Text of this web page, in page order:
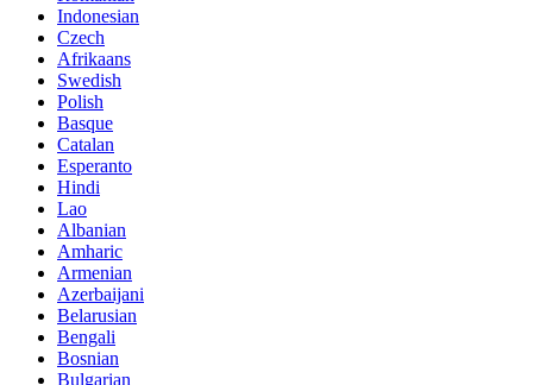
Indonesian
Czech
Afrikaans
Swedish
Polish
Basque
Catalan
Esperanto
Hindi
Lao
Albanian
Amharic
Armenian
Azerbaijani
Belarusian
Bengali
Bosnian
Bulgarian